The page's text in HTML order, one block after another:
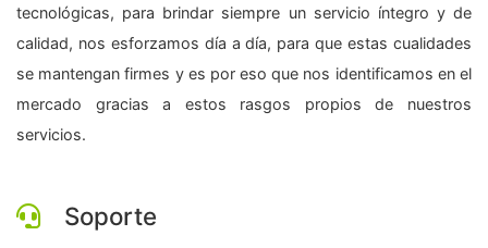
tecnológicas, para brindar siempre un servicio íntegro y de
calidad, nos esforzamos día a día, para que estas cualidades
se mantengan firmes y es por eso que nos identificamos en el
mercado gracias a estos rasgos propios de nuestros
servicios.
Soporte